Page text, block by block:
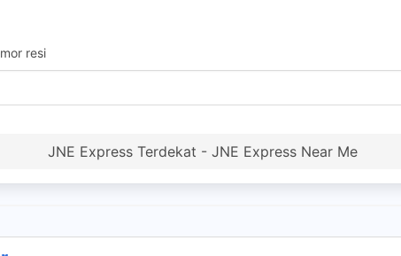
resi
JNE Express Terdekat - JNE Express Near Me